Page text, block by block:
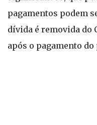
pagamentos podem
dívida é removida do
após o pagamento